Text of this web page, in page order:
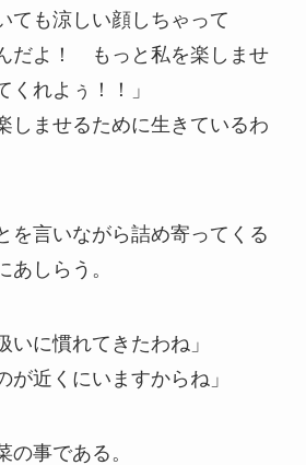
ても涼しい顔しちゃって
だよ！ もっと私を楽しませ
くれよぅ！！」
しませるために生きているわ
を言いながら詰め寄ってくる
あしらう。
いに慣れてきたわね」
が近くにいますからね」
の事である。